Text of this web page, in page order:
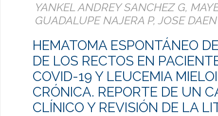
YANKEL ANDREY SANCHEZ G,
GUADALUPE NAJERA P, JOSE
HEMATOMA ESPONTÁNEO
DE LOS RECTOS EN
COVID-19 Y LEUCEMIA
CRÓNICA. REPORTE DE UN
CLÍNICO Y REVISIÓN DE LA